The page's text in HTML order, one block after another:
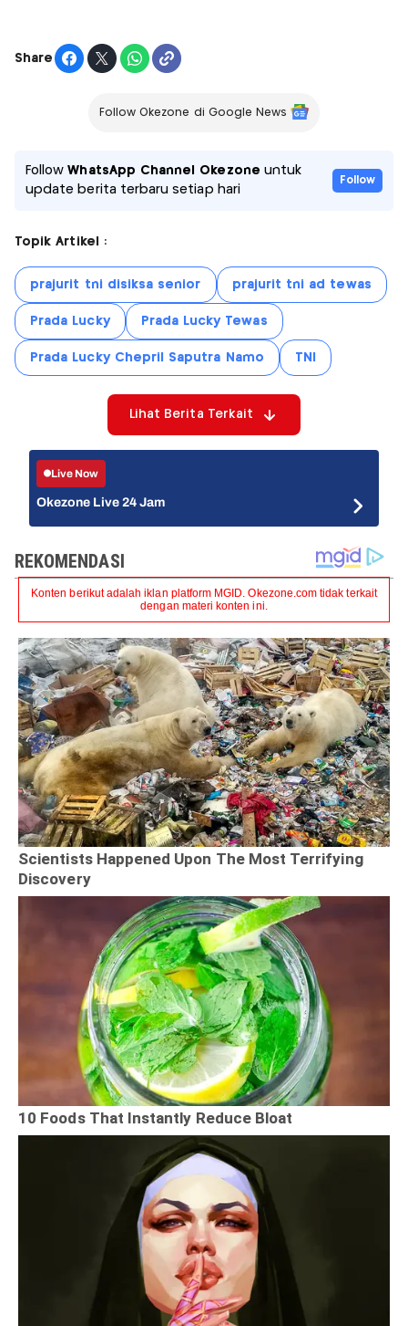
Share
Follow Okezone di Google News
FollowWhatsApp Channel Okezone untuk
update berita terbaru setiap hari
Follow
Topik Artikel :
prajurit tni disiksa senior prajurit tni ad tewas
Prada Lucky Prada Lucky Tewas
Prada Lucky Chepril Saputra Namo TNI
Lihat Berita Terkait
Live Now
Okezone Live 24 Jam